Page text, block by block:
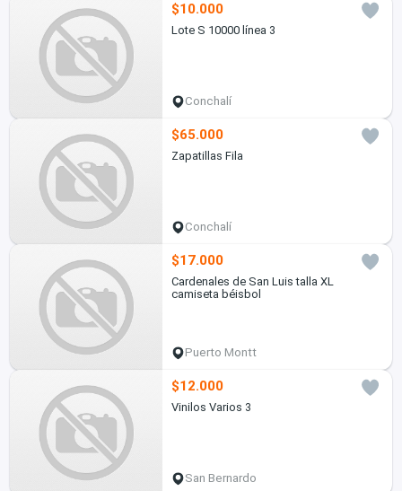
$10.000
Lote S 10000 línea 3
Conchalí
$65.000
Zapatillas Fila
Conchalí
$17.000
Cardenales de San Luis talla XL
camiseta béisbol
Puerto Montt
$12.000
Vinilos Varios 3
San Bernardo